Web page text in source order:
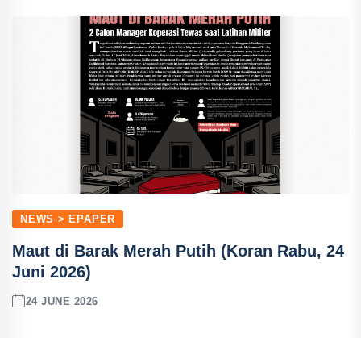
NEWS > EPAPER
Maut di Barak Merah Putih (Koran Rabu, 24
Juni 2026)
24 JUNE 2026